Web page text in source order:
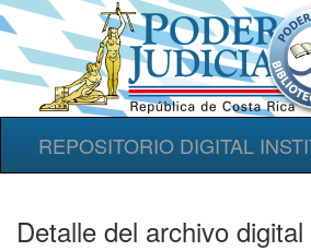
REPOSITORIO DIGITAL
Detalle del archivo digital